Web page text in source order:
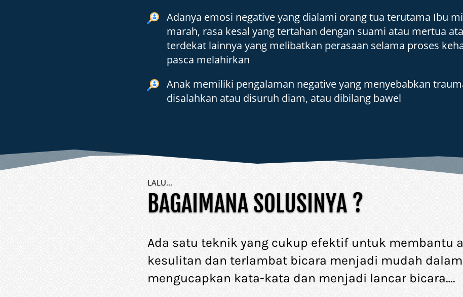
Adanya emosi negative yang dialami orang tua terutama Ibu
marah, rasa kesal yang tertahan dengan suami atau mertua
terdekat lainnya yang melibatkan perasaan selama proses
pasca melahirkan
Anak memiliki pengalaman negative yang menyebabkan
disalahkan atau disuruh diam, atau dibilang bawel
LALU...
BAGAIMANA SOLUSINYA ?
Ada satu teknik yang cukup efektif untuk membantu
kesulitan dan terlambat bicara menjadi mudah dalam
mengucapkan kata-kata dan menjadi lancar bicara….